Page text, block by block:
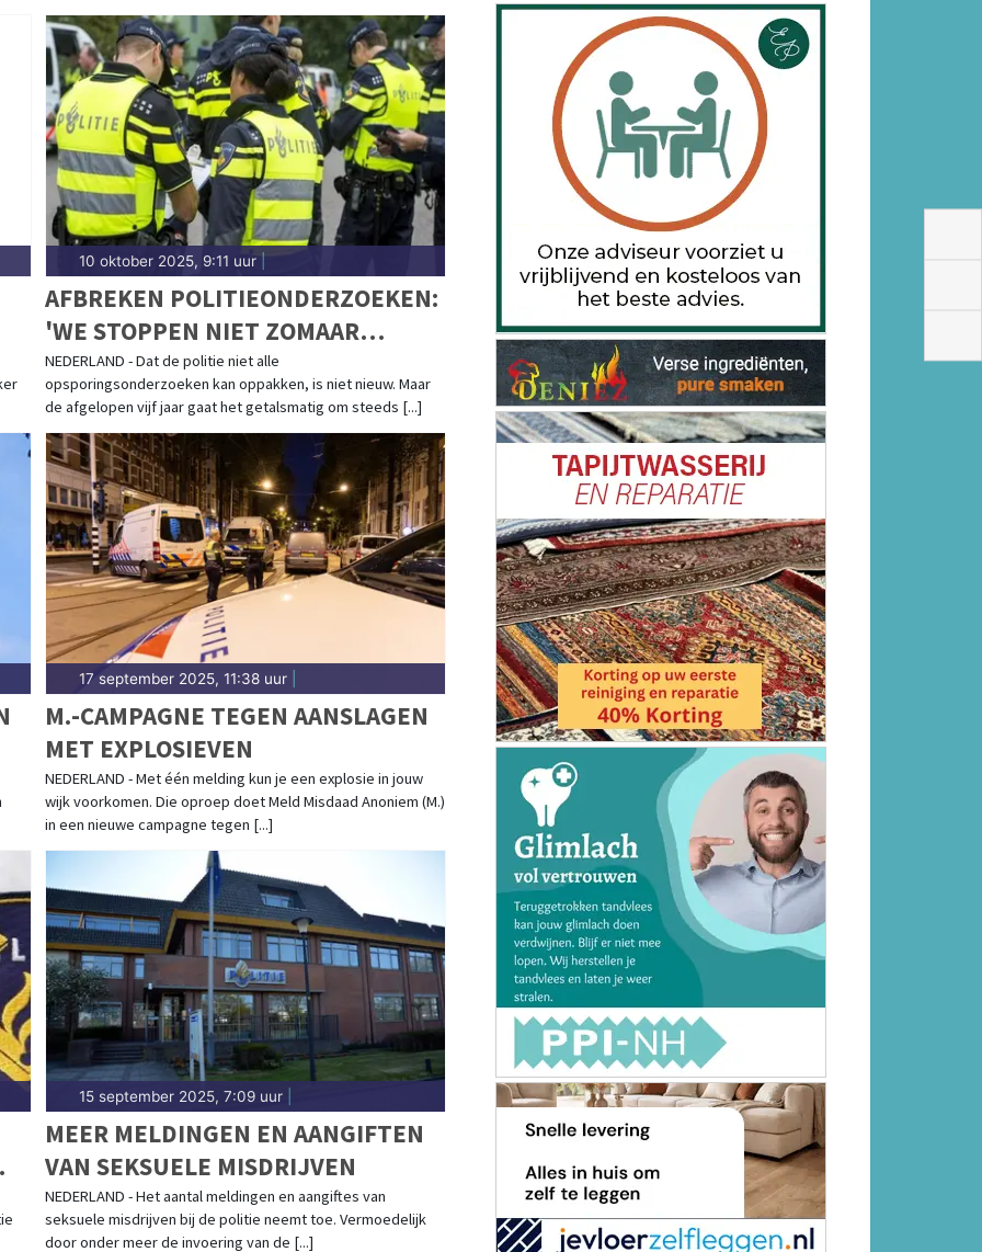
10 oktober 2025, 9:11 uur|
AFBREKEN POLITIEONDERZOEKEN:
'WE STOPPEN NIET ZOMAAR
VOORTIJDIG'
NEDERLAND - Dat de politie niet alle
opsporingsonderzoeken kan oppakken, is niet nieuw. Maar
de afgelopen vijf jaar gaat het getalsmatig om steeds [...]
17 september 2025, 11:38 uur|
M.-CAMPAGNE TEGEN AANSLAGEN
MET EXPLOSIEVEN
NEDERLAND - Met één melding kun je een explosie in jouw
wijk voorkomen. Die oproep doet Meld Misdaad Anoniem (M.)
in een nieuwe campagne tegen [...]
15 september 2025, 7:09 uur|
MEER MELDINGEN EN AANGIFTEN
VAN SEKSUELE MISDRIJVEN
NEDERLAND - Het aantal meldingen en aangiftes van
seksuele misdrijven bij de politie neemt toe. Vermoedelijk
door onder meer de invoering van de [...]